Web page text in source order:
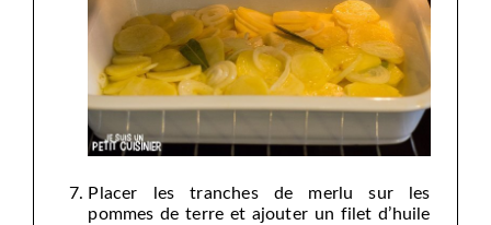
Placer les tranches de merlu sur les
pommes de terre et ajouter un filet d’huile